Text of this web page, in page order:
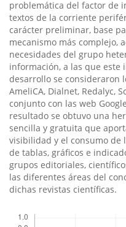
problemática del factor de
textos de la corriente
carácter preliminar, base
mecanismo más complejo,
necesidades del grupo
información, a las que este
desarrollo se consideraron
AmeliCA, Dialnet, Redalyc,
conjunto con las web
resultado se obtuvo una
sencilla y gratuita que
visibilidad y el consumo de
de tablas, gráficos e
grupos editoriales,
las diferentes áreas del
dichas revistas científicas.